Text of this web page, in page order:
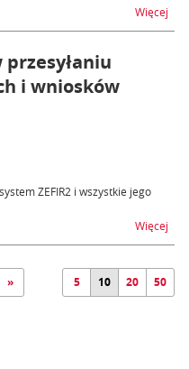
Więcej
przesyłaniu
i wniosków
ZEFIR2 i wszystkie jego
Więcej
» 5 10 20 50